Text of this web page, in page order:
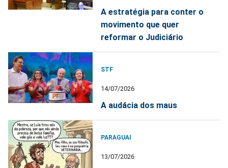
A estratégia para conter o
movimento que quer
reformar o Judiciário
STF
14/07/2026
A audácia dos maus
PARAGUAI
13/07/2026